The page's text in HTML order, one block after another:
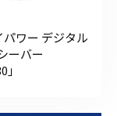
パワー デジタル
ーバー
」